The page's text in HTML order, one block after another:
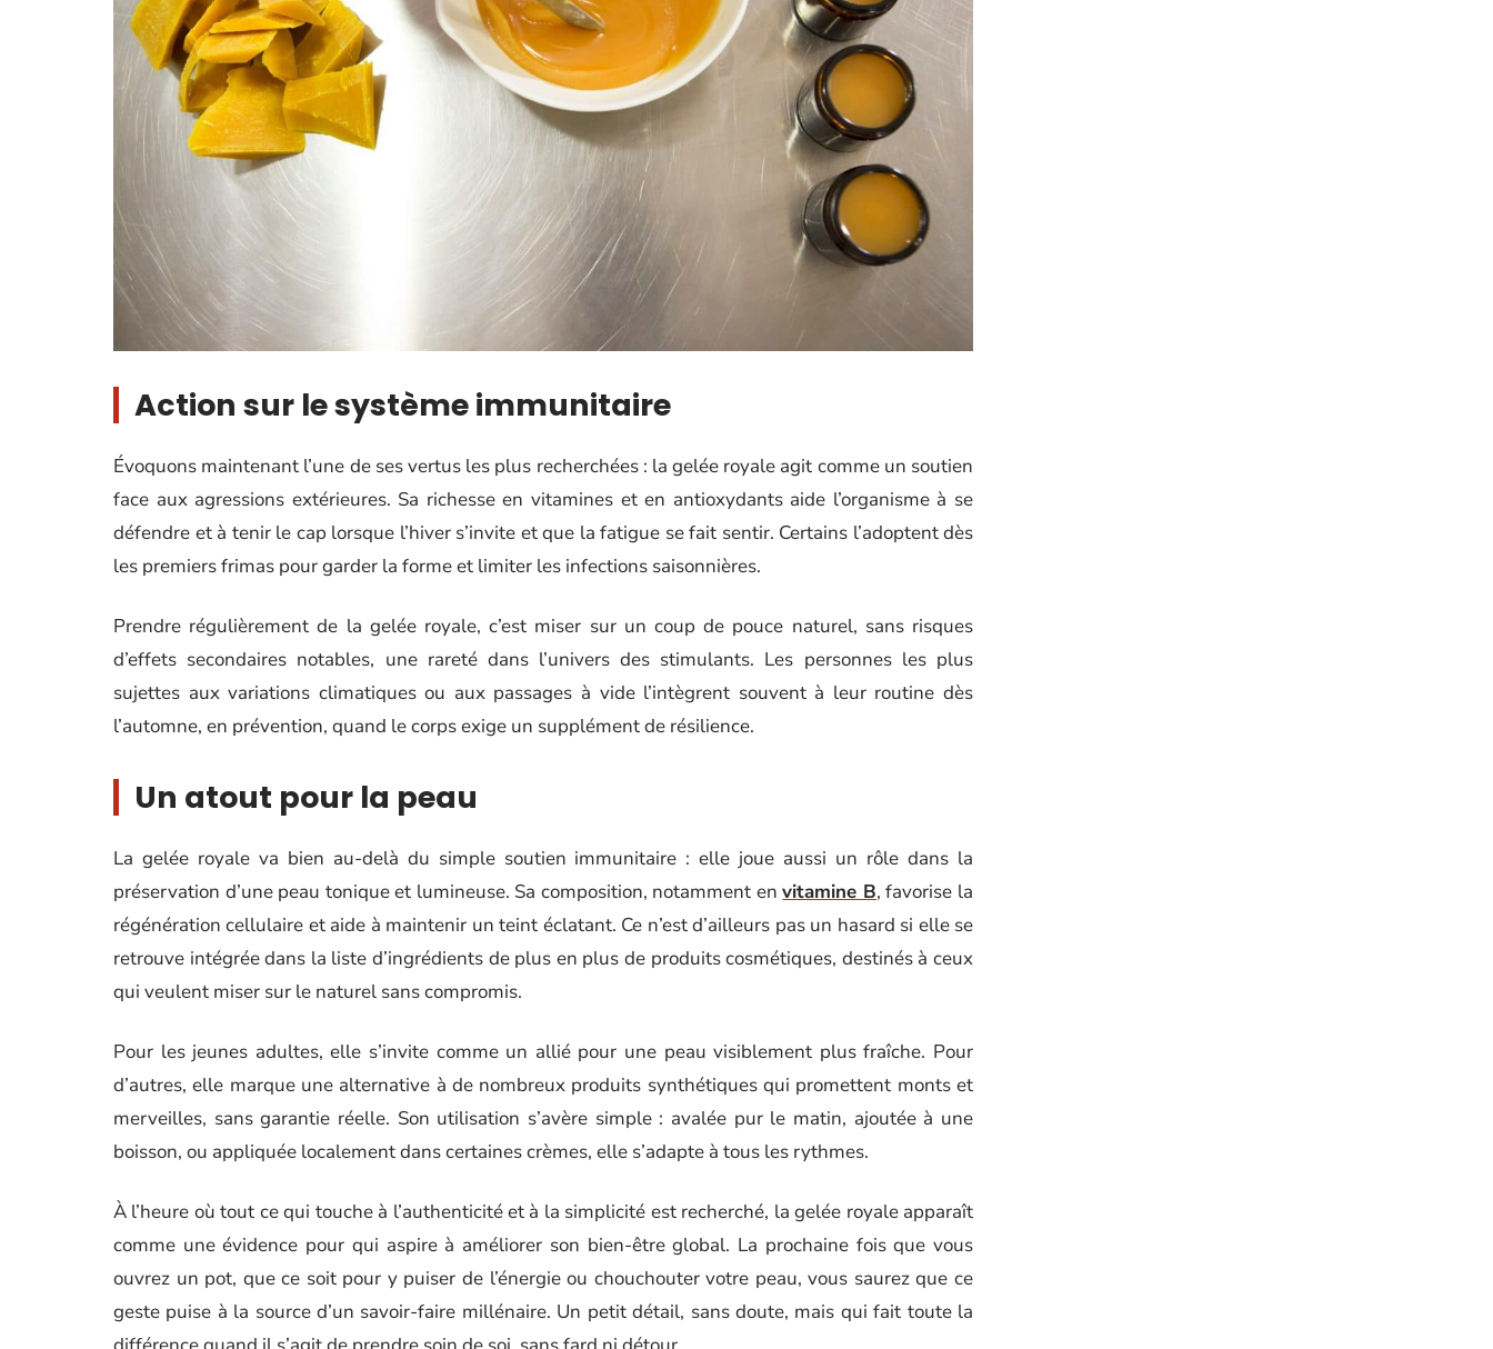
Action sur le système immunitaire
Évoquons maintenant l’une de ses vertus les plus recherchées : la gelée royale agit comme un soutien
face aux agressions extérieures. Sa richesse en vitamines et en antioxydants aide l’organisme à se
défendre et à tenir le cap lorsque l’hiver s’invite et que la fatigue se fait sentir. Certains l’adoptent dès
les premiers frimas pour garder la forme et limiter les infections saisonnières.
Prendre régulièrement de la gelée royale, c’est miser sur un coup de pouce naturel, sans risques
d’effets secondaires notables, une rareté dans l’univers des stimulants. Les personnes les plus
sujettes aux variations climatiques ou aux passages à vide l’intègrent souvent à leur routine dès
l’automne, en prévention, quand le corps exige un supplément de résilience.
Un atout pour la peau
La gelée royale va bien au-delà du simple soutien immunitaire : elle joue aussi un rôle dans la
préservation d’une peau tonique et lumineuse. Sa composition, notamment envitamine B, favorise la
régénération cellulaire et aide à maintenir un teint éclatant. Ce n’est d’ailleurs pas un hasard si elle se
retrouve intégrée dans la liste d’ingrédients de plus en plus de produits cosmétiques, destinés à ceux
qui veulent miser sur le naturel sans compromis.
Pour les jeunes adultes, elle s’invite comme un allié pour une peau visiblement plus fraîche. Pour
d’autres, elle marque une alternative à de nombreux produits synthétiques qui promettent monts et
merveilles, sans garantie réelle. Son utilisation s’avère simple : avalée pur le matin, ajoutée à une
boisson, ou appliquée localement dans certaines crèmes, elle s’adapte à tous les rythmes.
À l’heure où tout ce qui touche à l’authenticité et à la simplicité est recherché, la gelée royale apparaît
comme une évidence pour qui aspire à améliorer son bien-être global. La prochaine fois que vous
ouvrez un pot, que ce soit pour y puiser de l’énergie ou chouchouter votre peau, vous saurez que ce
geste puise à la source d’un savoir-faire millénaire. Un petit détail, sans doute, mais qui fait toute la